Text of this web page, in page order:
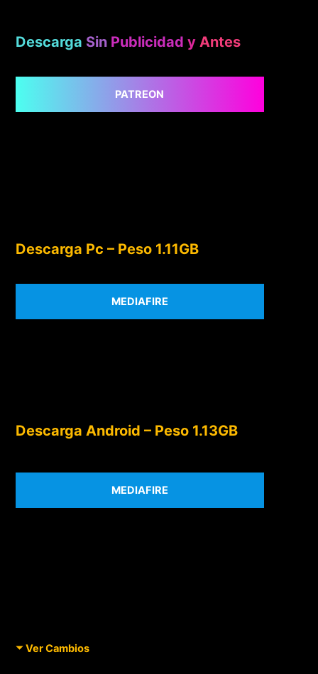
Descarga Sin Publicidad y Antes
PATREON
Descarga Pc – Peso 1.11GB
MEDIAFIRE
Descarga Android – Peso 1.13GB
MEDIAFIRE
Ver Cambios